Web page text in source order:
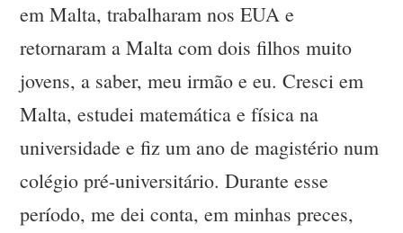
em Malta, trabalharam nos EUA e
retornaram a Malta com dois filhos muito
jovens, a saber, meu irmão e eu. Cresci em
Malta, estudei matemática e física na
universidade e fiz um ano de magistério num
colégio pré-universitário. Durante esse
período, me dei conta, em minhas preces,